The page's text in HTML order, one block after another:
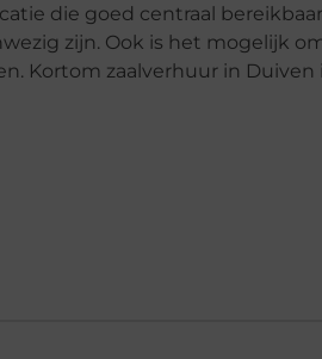
die goed centraal
zijn. Ook is het mogelijk
Kortom zaalverhuur in Duiven